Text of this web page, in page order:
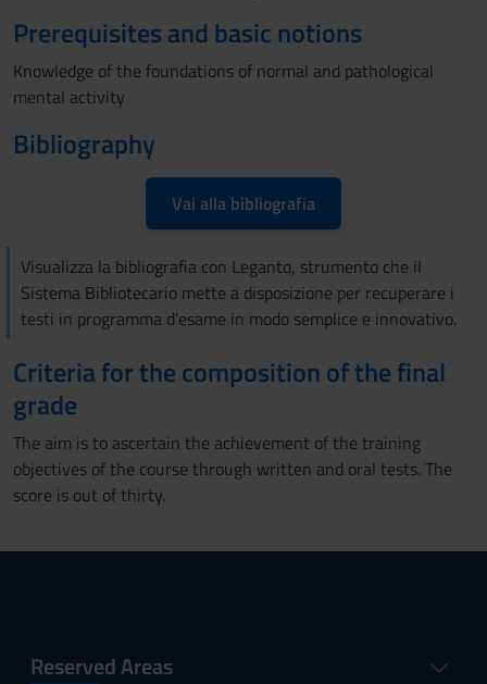
Prerequisites and basic notions
Knowledge of the foundations of normal and pathological
mental activity
Bibliography
Vai alla bibliografia
Visualizza la bibliografia con Leganto, strumento che il
Sistema Bibliotecario mette a disposizione per recuperare i
testi in programma d'esame in modo semplice e innovativo.
Criteria for the composition of the final
grade
The aim is to ascertain the achievement of the training
objectives of the course through written and oral tests. The
score is out of thirty.
Reserved Areas